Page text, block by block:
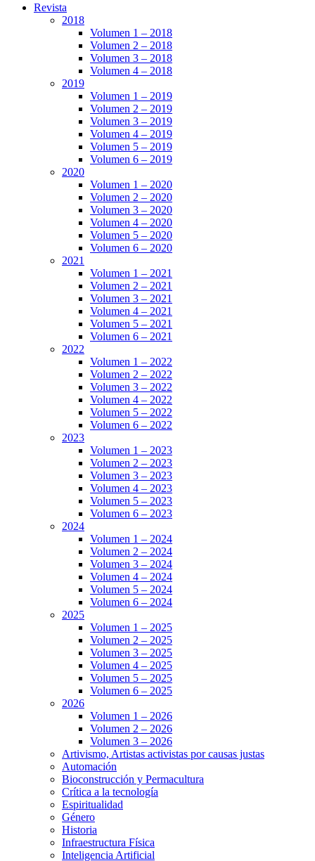
Revista
2018
Volumen 1 – 2018
Volumen 2 – 2018
Volumen 3 – 2018
Volumen 4 – 2018
2019
Volumen 1 – 2019
Volumen 2 – 2019
Volumen 3 – 2019
Volumen 4 – 2019
Volumen 5 – 2019
Volumen 6 – 2019
2020
Volumen 1 – 2020
Volumen 2 – 2020
Volumen 3 – 2020
Volumen 4 – 2020
Volumen 5 – 2020
Volumen 6 – 2020
2021
Volumen 1 – 2021
Volumen 2 – 2021
Volumen 3 – 2021
Volumen 4 – 2021
Volumen 5 – 2021
Volumen 6 – 2021
2022
Volumen 1 – 2022
Volumen 2 – 2022
Volumen 3 – 2022
Volumen 4 – 2022
Volumen 5 – 2022
Volumen 6 – 2022
2023
Volumen 1 – 2023
Volumen 2 – 2023
Volumen 3 – 2023
Volumen 4 – 2023
Volumen 5 – 2023
Volumen 6 – 2023
2024
Volumen 1 – 2024
Volumen 2 – 2024
Volumen 3 – 2024
Volumen 4 – 2024
Volumen 5 – 2024
Volumen 6 – 2024
2025
Volumen 1 – 2025
Volumen 2 – 2025
Volumen 3 – 2025
Volumen 4 – 2025
Volumen 5 – 2025
Volumen 6 – 2025
2026
Volumen 1 – 2026
Volumen 2 – 2026
Volumen 3 – 2026
Artivismo, Artistas activistas por causas justas
Automación
Bioconstrucción y Permacultura
Crítica a la tecnología
Espiritualidad
Género
Historia
Infraestructura Física
Inteligencia Artificial